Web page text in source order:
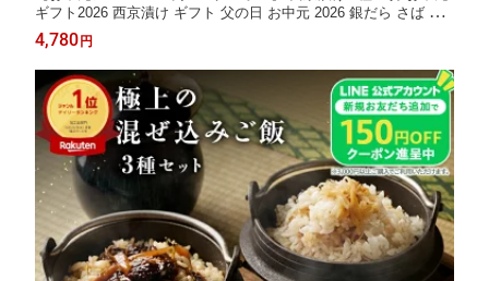
ギフト2026 西京漬け ギフト 父の日 お中元 2026 銀だら さば 銀
鮭 銀鱈 サバ 鯖 詰め合わせ お取り寄せ 各食塩分1g以下 楽天限定
食べやすいサイズで高齢の方にも大好評！
4,780円